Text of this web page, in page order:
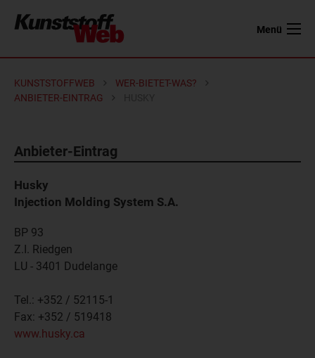
Menü
KUNSTSTOFFWEB
WER-BIETET-WAS?
ANBIETER-EINTRAG
Anbieter-Eintrag
Husky
Injection Molding System S.A.
BP 93
Z.I. Riedgen
LU - 3401 Dudelange
Tel.: +352 / 52115-1
Fax: +352 / 519418
www.husky.ca